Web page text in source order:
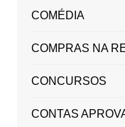
COMÉDIA
COMPRAS NA
CONCURSOS
CONTAS